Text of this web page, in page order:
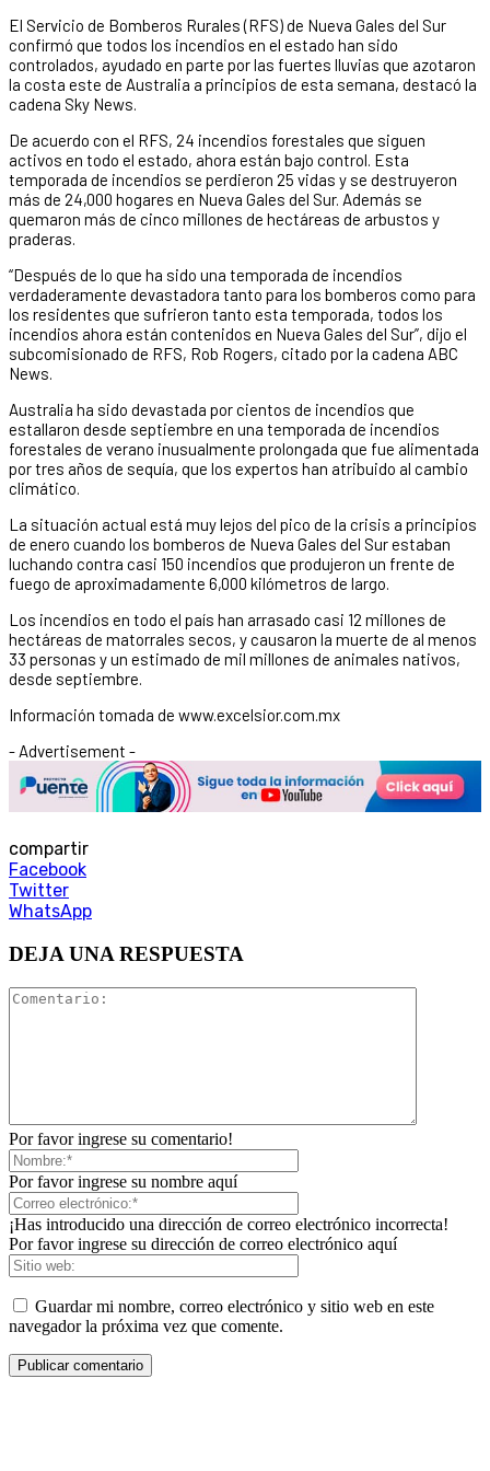
El Servicio de Bomberos Rurales (RFS) de Nueva Gales del Sur
confirmó que todos los incendios en el estado han sido
controlados, ayudado en parte por las fuertes lluvias que azotaron
la costa este de Australia a principios de esta semana, destacó la
cadena Sky News.
De acuerdo con el RFS, 24 incendios forestales que siguen
activos en todo el estado, ahora están bajo control. Esta
temporada de incendios se perdieron 25 vidas y se destruyeron
más de 24,000 hogares en Nueva Gales del Sur. Además se
quemaron más de cinco millones de hectáreas de arbustos y
praderas.
“Después de lo que ha sido una temporada de incendios
verdaderamente devastadora tanto para los bomberos como para
los residentes que sufrieron tanto esta temporada, todos los
incendios ahora están contenidos en Nueva Gales del Sur”, dijo el
subcomisionado de RFS, Rob Rogers, citado por la cadena ABC
News.
Australia ha sido devastada por cientos de incendios que
estallaron desde septiembre en una temporada de incendios
forestales de verano inusualmente prolongada que fue alimentada
por tres años de sequía, que los expertos han atribuido al cambio
climático.
La situación actual está muy lejos del pico de la crisis a principios
de enero cuando los bomberos de Nueva Gales del Sur estaban
luchando contra casi 150 incendios que produjeron un frente de
fuego de aproximadamente 6,000 kilómetros de largo.
Los incendios en todo el país han arrasado casi 12 millones de
hectáreas de matorrales secos, y causaron la muerte de al menos
33 personas y un estimado de mil millones de animales nativos,
desde septiembre.
Información tomada de www.excelsior.com.mx
- Advertisement -
compartir
Facebook
Twitter
WhatsApp
DEJA UNA RESPUESTA
Por favor ingrese su comentario!
Por favor ingrese su nombre aquí
¡Has introducido una dirección de correo electrónico incorrecta!
Por favor ingrese su dirección de correo electrónico aquí
Guardar mi nombre, correo electrónico y sitio web en este
navegador la próxima vez que comente.